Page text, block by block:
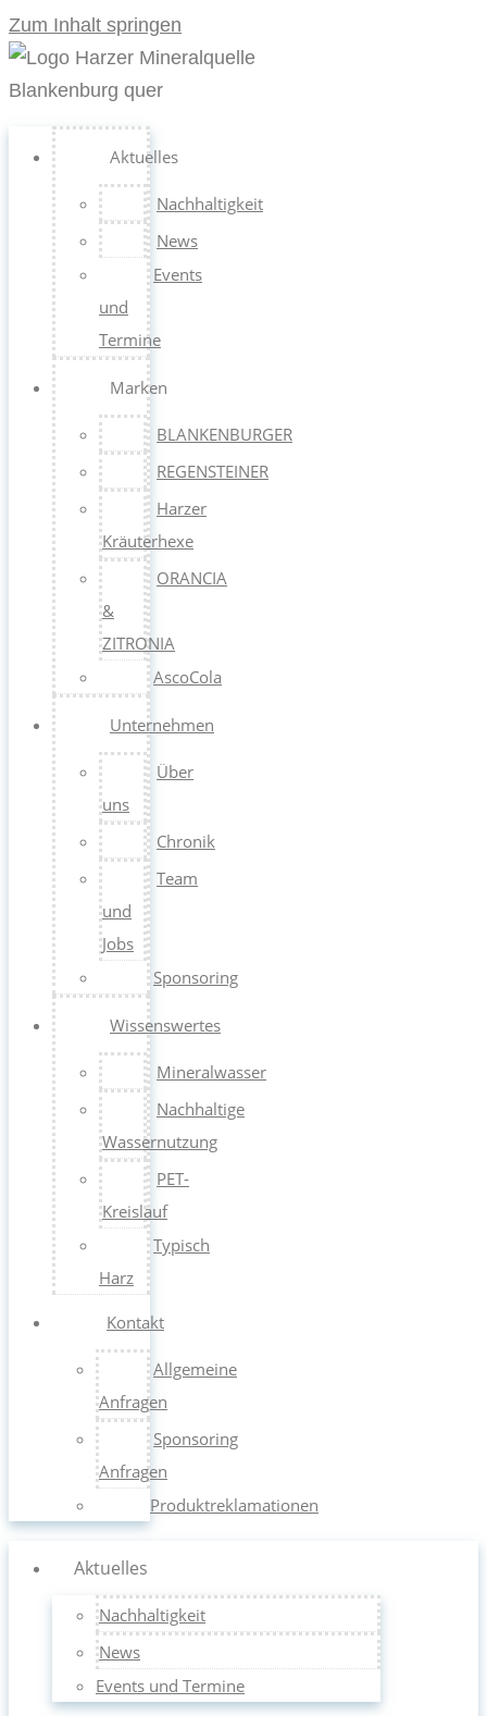
Zum Inhalt springen
Aktuelles
Nachhaltigkeit
News
Events
und
Termine
Marken
BLANKENBURGER
REGENSTEINER
Harzer
Kräuterhexe
ORANCIA
&
ZITRONIA
AscoCola
Unternehmen
Über
uns
Chronik
Team
und
Jobs
Sponsoring
Wissenswertes
Mineralwasser
Nachhaltige
Wassernutzung
PET-
Kreislauf
Typisch
Harz
Kontakt
Allgemeine
Anfragen
Sponsoring
Anfragen
Produktreklamationen
Aktuelles
Nachhaltigkeit
News
Events und Termine